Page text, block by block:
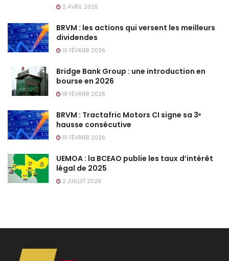
2 AVRIL 2026
BRVM : les actions qui versent les meilleurs
dividendes
10 FÉVRIER 2026
Bridge Bank Group : une introduction en
bourse en 2026
18 FÉVRIER 2026
BRVM : Tractafric Motors CI signe sa 3ᵉ
hausse consécutive
10 FÉVRIER 2026
UEMOA : la BCEAO publie les taux d’intérêt
légal de 2025
2 JUILLET 2026